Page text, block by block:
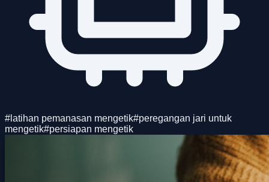
# latihan pemanasan mengetik#peregangan jari untuk
mengetik#persiapan mengetik